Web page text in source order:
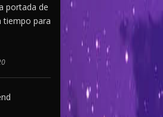
portada de
tiempo para